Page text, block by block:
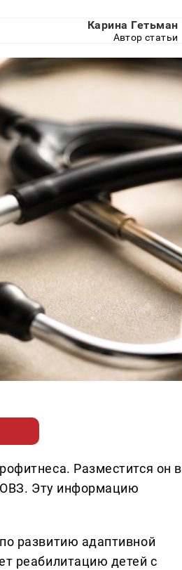
Карина Гетьман
Автор статьи
Разместится он в
ОВЗ. Эту информацию
развитию адаптивной
реабилитацию детей с